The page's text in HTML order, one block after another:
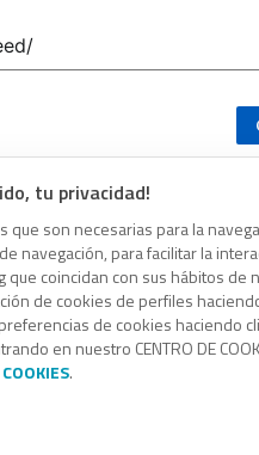
tu privacidad!
que son necesarias para la
navegación, para facilitar la
coincidan con sus hábitos de
de cookies de perfiles
de cookies haciendo
en nuestro CENTRO DE
.
haga clic en el botón.